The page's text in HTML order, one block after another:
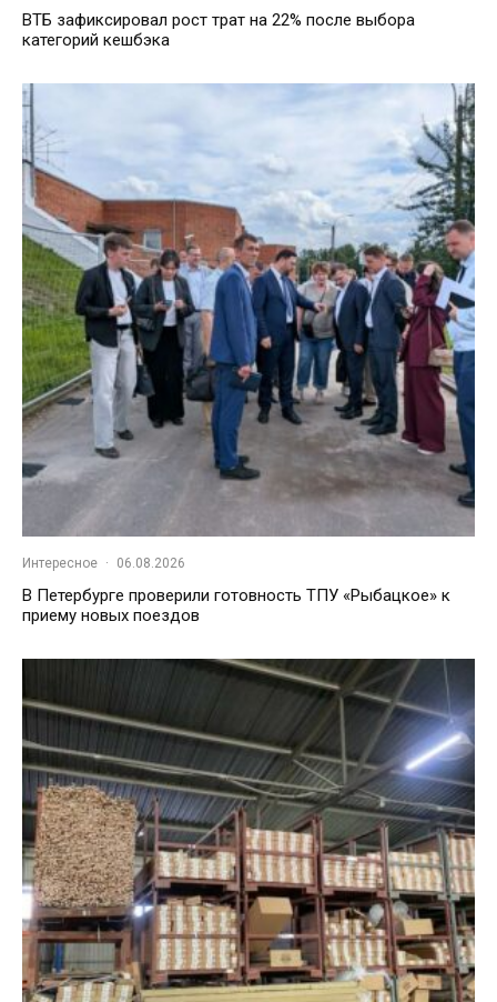
ВТБ зафиксировал рост трат на 22% после выбора
категорий кешбэка
Интересное · 06.08.2026
В Петербурге проверили готовность ТПУ «Рыбацкое» к
приему новых поездов